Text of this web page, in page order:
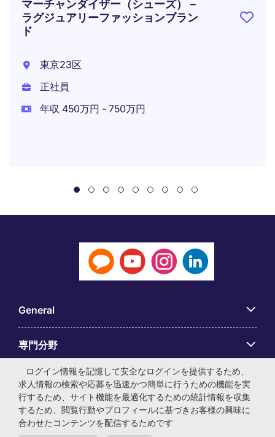
マーチャンダイザー（シューズ）－
ラグジュアリーファッションブラン
ド
東京23区
正社員
年収 450万円 - 750万円
General
専門分野
アプリ
Employer Centre
ログイン情報を記憶して安全なログインを提供するため、
求人情報の検索や応募を迅速かつ簡単に行うための機能を実
行するため、サイト機能を最適化するための統計情報を収集
するため、閲覧行動やプロフィールに基づきお客様の興味に
合わせたコンテンツを配信するためです